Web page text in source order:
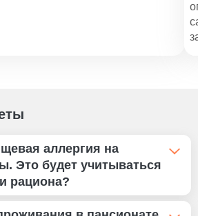
аллергия на
Это будет учитываться
рациона?